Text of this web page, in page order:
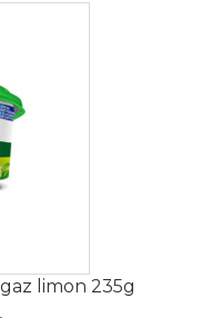
limon 235g